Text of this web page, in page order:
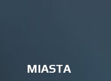
MIASTA